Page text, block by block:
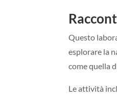
Questo
esplorare la
come quella
Le attività